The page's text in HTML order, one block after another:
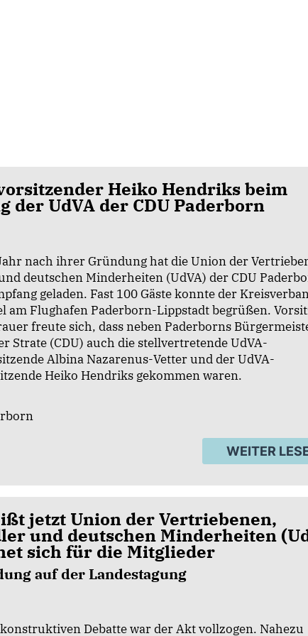
Heiko Hendriks beim
der UdVA der CDU Paderborn
nach ihrer Gründung hat die Union der
deutschen Minderheiten (UdVA) der CDU
geladen. Fast 100 Gäste konnte der
am Flughafen Paderborn-Lippstadt begrüßen.
freute sich, dass neben Paderborns
Strate (CDU) auch die stellvertretende UdVA-
Albina Nazarenus-Vetter und der UdVA-
Heiko Hendriks gekommen waren.
WEITER
jetzt Union der Vertriebenen,
und deutschen Minderheiten
sich für die Mitglieder
auf der Landestagung
Debatte war der Akt vollzogen. Nahezu